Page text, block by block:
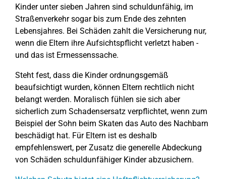
Kinder unter sieben Jahren sind schuldunfähig, im
Straßenverkehr sogar bis zum Ende des zehnten
Lebensjahres. Bei Schäden zahlt die Versicherung nur,
wenn die Eltern ihre Aufsichtspflicht verletzt haben -
und das ist Ermessenssache.
Steht fest, dass die Kinder ordnungsgemäß
beaufsichtigt wurden, können Eltern rechtlich nicht
belangt werden. Moralisch fühlen sie sich aber
sicherlich zum Schadensersatz verpflichtet, wenn zum
Beispiel der Sohn beim Skaten das Auto des Nachbarn
beschädigt hat. Für Eltern ist es deshalb
empfehlenswert, per Zusatz die generelle Abdeckung
von Schäden schuldunfähiger Kinder abzusichern.